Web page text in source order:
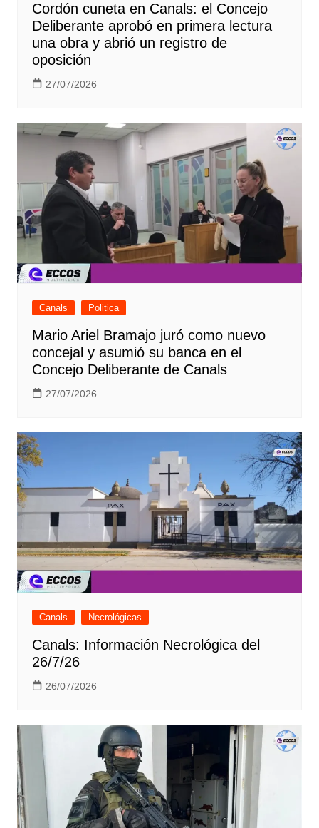
Cordón cuneta en Canals: el Concejo
Deliberante aprobó en primera lectura
una obra y abrió un registro de
oposición
27/07/2026
Canals Politica
Mario Ariel Bramajo juró como nuevo
concejal y asumió su banca en el
Concejo Deliberante de Canals
27/07/2026
Canals Necrológicas
Canals: Información Necrológica del
26/7/26
26/07/2026